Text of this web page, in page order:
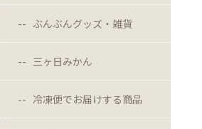
ぶんぶんグッズ・雑貨
三ヶ日みかん
冷凍便でお届けする商品